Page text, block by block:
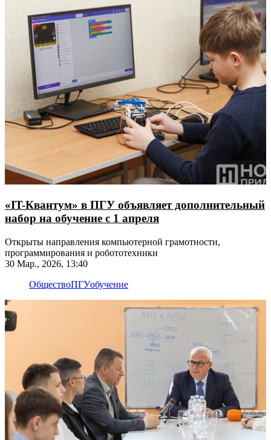
«IT-Квантум» в ПГУ объявляет дополнительный
набор на обучение с 1 апреля
Открыты направления компьютерной грамотности,
программирования и робототехники
30 Мар., 2026, 13:40
ОбществоПГУобучение